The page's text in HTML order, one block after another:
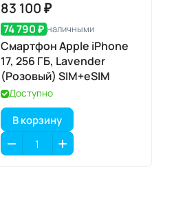
83 100 ₽
74 790 ₽ наличными
Смартфон Apple iPhone
17, 256 ГБ, Lavender
(Розовый) SIM+eSIM
Доступно
В корзину